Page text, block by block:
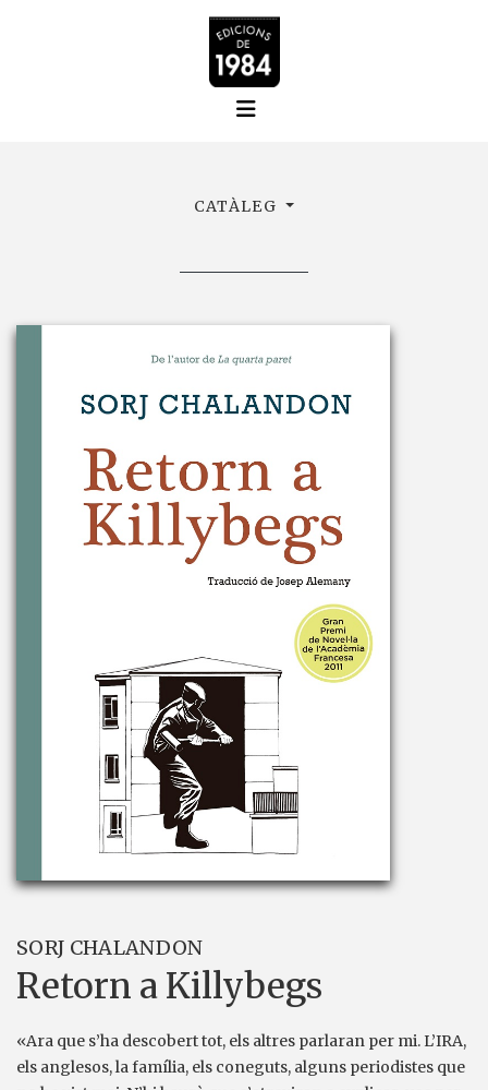
CATÀLEG
SORJ CHALANDON
Retorn a Killybegs
«Ara que s’ha descobert tot, els altres parlaran per mi. L’IRA,
els anglesos, la família, els coneguts, alguns periodistes que